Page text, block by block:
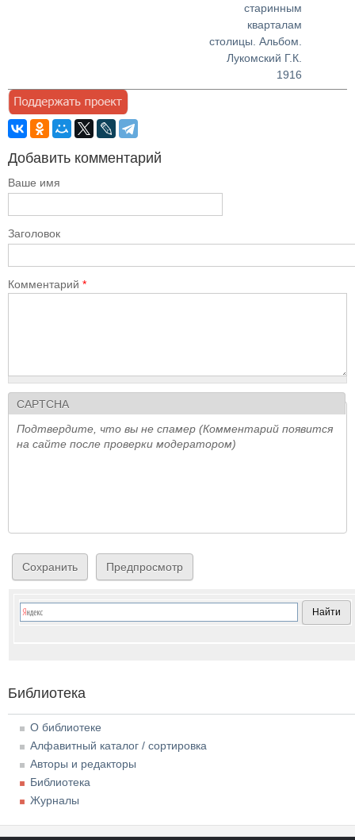
старинным
кварталам
столицы. Альбом.
Лукомский Г.К.
1916
Добавить комментарий
Ваше имя
Заголовок
Комментарий *
CAPTCHA
Подтвердите, что вы не спамер (Комментарий появится
на сайте после проверки модератором)
Библиотека
О библиотеке
Алфавитный каталог / сортировка
Авторы и редакторы
Библиотека
Журналы